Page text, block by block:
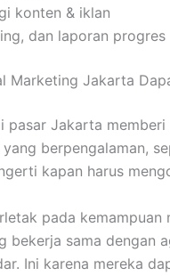
konten & iklan
dan laporan progres
Marketing Jakarta
pasar Jakarta
berpengalaman,
kapan harus
pada
bekerja sama dengan
Ini karena mereka